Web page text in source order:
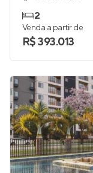
2
Venda a partir de
R$ 393.013